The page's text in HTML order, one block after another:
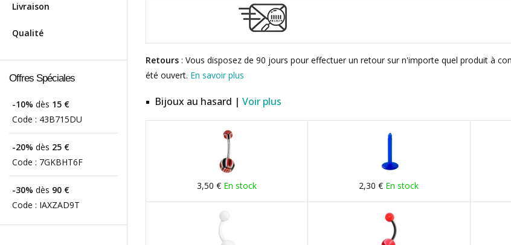
Livraison
Qualité
Offres Spéciales
-10% dès 15 €
Code : 43B715DU
-20% dès 25 €
Code : 7GKBHT6F
-30% dès 90 €
Code : IAXZAD9T
Retours : Vous disposez de 90 jours pour effectuer un retour sur n'importe quel produit à
été ouvert. En savoir plus
Bijoux au hasard | Voir plus
3,50 € En stock 2,30 € En stock